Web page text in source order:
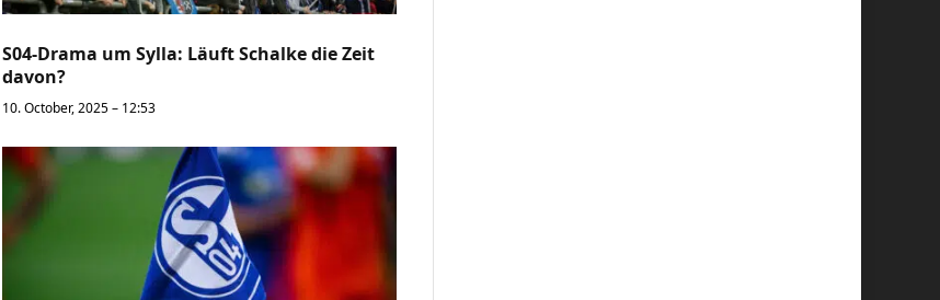
S04-Drama um Sylla: Läuft Schalke die Zeit
davon?
10. October, 2025 – 12:53